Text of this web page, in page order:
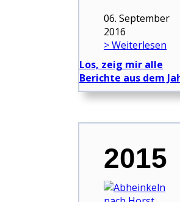
06. September
2016
> Weiterlesen
Los, zeig mir alle
Berichte aus dem
2015